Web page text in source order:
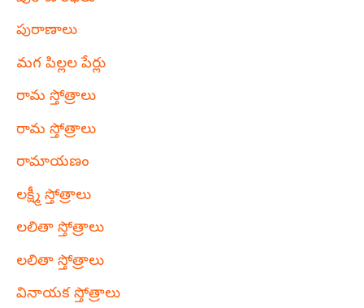
పురాణాలు
మగ పిల్లల పేర్లు
రామ స్తోత్రాలు
రామ స్తోత్రాలు
రామాయణం
లక్ష్మీ స్తోత్రాలు
లలితా స్తోత్రాలు
లలితా స్తోత్రాలు
వినాయక స్తోత్రాలు